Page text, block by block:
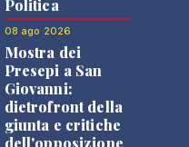
Politica
08 ago 2026
Mostra dei
Presepi a San
Giovanni:
dietrofront della
giunta e critiche
dell'opposizione